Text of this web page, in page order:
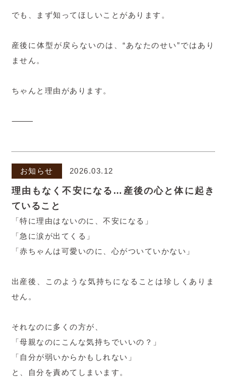
でも、まず知ってほしいことがあります。
産後に体型が戻らないのは、“あなたのせい”ではあり
ません。
ちゃんと理由があります。
⸻
お知らせ 2026.03.12
理由もなく不安になる…産後の心と体に起き
ていること
「特に理由はないのに、不安になる」
「急に涙が出てくる」
「赤ちゃんは可愛いのに、心がついていかない」
出産後、このような気持ちになることは珍しくありま
せん。
それなのに多くの方が、
「母親なのにこんな気持ちでいいの？」
「自分が弱いからかもしれない」
と、自分を責めてしまいます。